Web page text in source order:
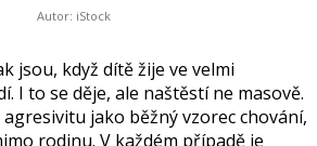
Autor: iStock
jsou, když dítě žije ve velmi
I to se děje, ale naštěstí ne masově.
jako běžný vzorec chování,
rodinu. V každém případě je